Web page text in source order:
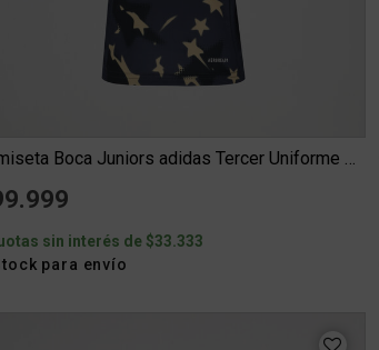
Camiseta Boca Juniors adidas Tercer Uniforme 25 26 Niño
sin interés de $33.333
para envío